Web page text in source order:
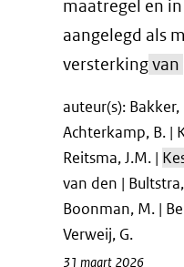
maatregel en
aangelegd als
versterkingvan
auteur(s): Bakker,
Achterkamp, B. |
Reitsma, J.M. |
van den | Bultstra,
Boonman, M. |
Verweij, G.
31 maart 2026